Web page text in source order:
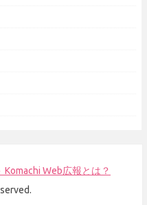
Komachi Web広報とは？